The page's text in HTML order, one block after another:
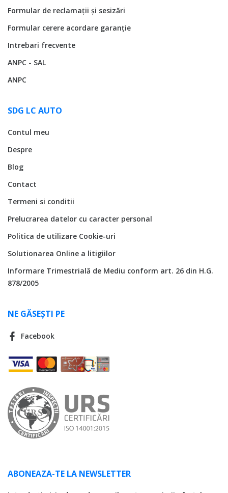
Formular de reclamații și sesizări
Formular cerere acordare garanție
Intrebari frecvente
ANPC - SAL
ANPC
SDG LC AUTO
Contul meu
Despre
Blog
Contact
Termeni si conditii
Prelucrarea datelor cu caracter personal
Politica de utilizare Cookie-uri
Solutionarea Online a litigiilor
Informare Trimestrială de Mediu conform art. 26 din H.G.
878/2005
NE GĂSEȘTI PE
Facebook
ABONEAZA-TE LA NEWSLETTER